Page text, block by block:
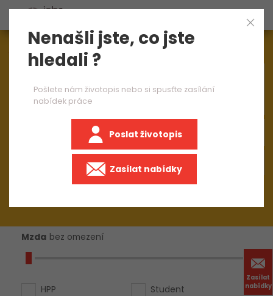
Zasílat
nabídky
Aktuálně1545nabídek práce
Mzda bez omezení
HPP
Student
Nenašli jste, co jste
hledali ?
Pošlete nám životopis nebo si spusťte zasílání
nabídek práce
Poslat životopis
Zasílat nabídky